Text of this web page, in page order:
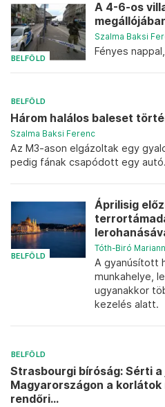
BELFÖLD
A 4-6-os
Szalma Baksi
Fényes
BELFÖLD
Három halálos baleset
Szalma Baksi Ferenc
Az M3-ason elgázoltak egy
pedig fának csapódott egy autó.
BELFÖLD
Áprilisig
Tóth-Biró
A gyanúsított
munkahelye,
ugyanakkor
kezelés alatt.
BELFÖLD
Strasbourgi bíróság: Sérti
Magyarországon a
rendőri...